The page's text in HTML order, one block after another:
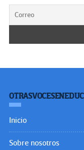
Inicio
Sobre nosotros